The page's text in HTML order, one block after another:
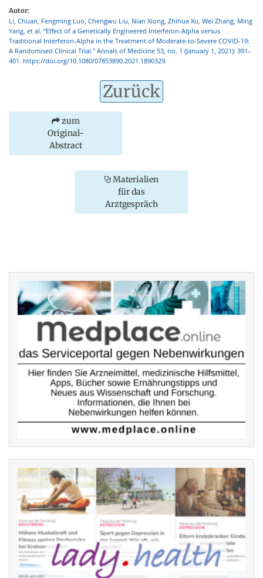
Autor:
Li, Chuan, Fengming Luo, Chengwu Liu, Nian Xiong, Zhihua Xu, Wei Zhang, Ming
Yang, et al. “Effect of a Genetically Engineered Interferon-Alpha versus
Traditional Interferon-Alpha in the Treatment of Moderate-to-Severe COVID-19:
A Randomised Clinical Trial.” Annals of Medicine 53, no. 1 (January 1, 2021): 391–
401. https://doi.org/10.1080/07853890.2021.1890329.
Zurück
zum
Original-
Abstract
Materialien
für das
Arztgespräch